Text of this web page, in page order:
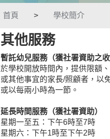
首頁 > 學校簡介
其他服務
暫託幼兒服務（獲社署資助之收
於學校開放時間內，提供限額
或其他事宜的家長/照顧者，以
或以每兩小時為一節。
延長時間服務（獲社署資助）
星期一至五：下午6時至7時
星期六：下午1時至下午2時